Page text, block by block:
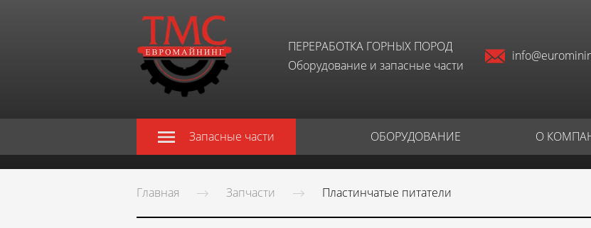
ПЕРЕРАБОТКА ГОРНЫХ ПОРОД
Оборудование и запасные части
Запасные части ОБОРУДОВАНИЕ О
Главная Запчасти Пластинчатые питатели